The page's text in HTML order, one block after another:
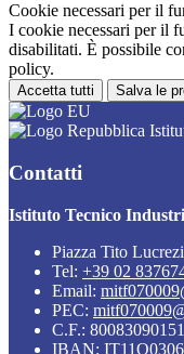
Cookie necessari per il
I cookie necessari per il
disabilitati. È possibile
policy.
Accetta tutti Salva le
Contatti
Istituto Tecnico
Piazza Tito
Tel: +39 02
Email:
PEC:
C.F.: 80083090151
IBAN: